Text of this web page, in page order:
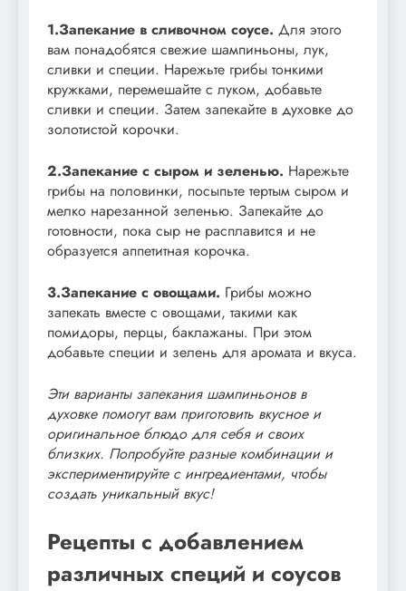
1.Запекание в сливочном соусе. Для этого
вам понадобятся свежие шампиньоны, лук,
сливки и специи. Нарежьте грибы тонкими
кружками, перемешайте с луком, добавьте
сливки и специи. Затем запекайте в духовке до
золотистой корочки.
2.Запекание с сыром и зеленью. Нарежьте
грибы на половинки, посыпьте тертым сыром и
мелко нарезанной зеленью. Запекайте до
готовности, пока сыр не расплавится и не
образуется аппетитная корочка.
3.Запекание с овощами. Грибы можно
запекать вместе с овощами, такими как
помидоры, перцы, баклажаны. При этом
добавьте специи и зелень для аромата и вкуса.
Эти варианты запекания шампиньонов в
духовке помогут вам приготовить вкусное и
оригинальное блюдо для себя и своих
близких. Попробуйте разные комбинации и
экспериментируйте с ингредиентами, чтобы
создать уникальный вкус!
Рецепты с добавлением
различных специй и соусов